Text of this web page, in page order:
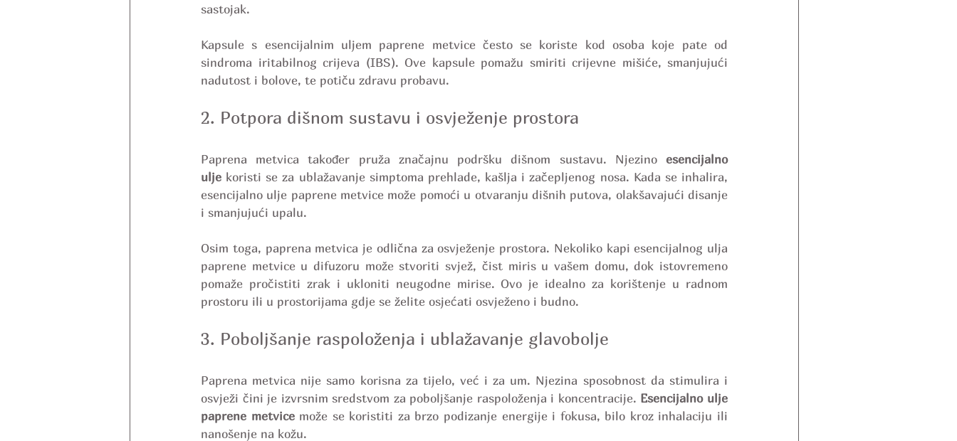
sastojak.
Kapsule s esencijalnim uljem paprene metvice često se koriste kod osoba koje pate od
sindroma iritabilnog crijeva (IBS). Ove kapsule pomažu smiriti crijevne mišiće, smanjujući
nadutost i bolove, te potiču zdravu probavu.
2. Potpora dišnom sustavu i osvježenje prostora
Paprena metvica također pruža značajnu podršku dišnom sustavu. Njezino esencijalno
ulje koristi se za ublažavanje simptoma prehlade, kašlja i začepljenog nosa. Kada se inhalira,
esencijalno ulje paprene metvice može pomoći u otvaranju dišnih putova, olakšavajući disanje
i smanjujući upalu.
Osim toga, paprena metvica je odlična za osvježenje prostora. Nekoliko kapi esencijalnog ulja
paprene metvice u difuzoru može stvoriti svjež, čist miris u vašem domu, dok istovremeno
pomaže pročistiti zrak i ukloniti neugodne mirise. Ovo je idealno za korištenje u radnom
prostoru ili u prostorijama gdje se želite osjećati osvježeno i budno.
3. Poboljšanje raspoloženja i ublažavanje glavobolje
Paprena metvica nije samo korisna za tijelo, već i za um. Njezina sposobnost da stimulira i
osvježi čini je izvrsnim sredstvom za poboljšanje raspoloženja i koncentracije. Esencijalno ulje
paprene metvice može se koristiti za brzo podizanje energije i fokusa, bilo kroz inhalaciju ili
nanošenje na kožu.